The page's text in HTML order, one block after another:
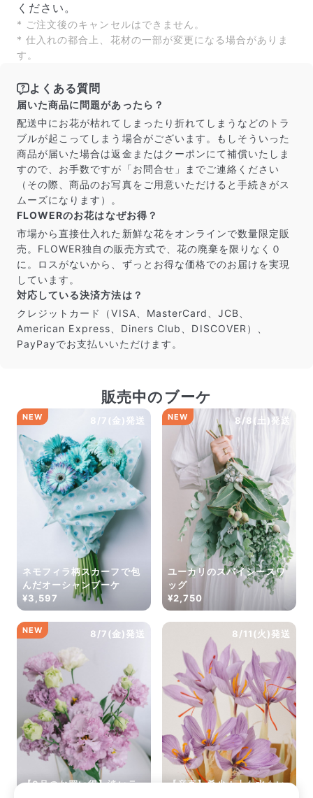
ください。
* ご注文後のキャンセルはできません。
* 仕入れの都合上、花材の一部が変更になる場合がありま
す。
よくある質問
届いた商品に問題があったら？
配送中にお花が枯れてしまったり折れてしまうなどのトラ
ブルが起こってしまう場合がございます。もしそういった
商品が届いた場合は返金またはクーポンにて補償いたしま
すので、お手数ですが「お問合せ」までご連絡ください
（その際、商品のお写真をご用意いただけると手続きがス
ムーズになります）。
FLOWERのお花はなぜお得？
市場から直接仕入れた新鮮な花をオンラインで数量限定販
売。FLOWER独自の販売方式で、花の廃棄を限りなく０
に。ロスがないから、ずっとお得な価格でのお届けを実現
しています。
対応している決済方法は？
クレジットカード（VISA、MasterCard、JCB、
American Express、Diners Club、DISCOVER）、
PayPayでお支払いいただけます。
販売中のブーケ
8/7(金)発送
NEW
ネモフィラ柄スカーフで包
んだオーシャンブーケ
¥3,597
8/8(土)発送
NEW
ユーカリのスパイシースワ
ッグ
¥2,750
8/7(金)発送
NEW
【8月のお買い得】淡いラ
8/11(火)発送
【産直】希少！土も水もい